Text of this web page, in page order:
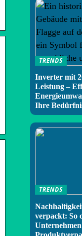
TRENDS
Inverter mit
Leistung –
Ihre
TRENDS
verpackt: So